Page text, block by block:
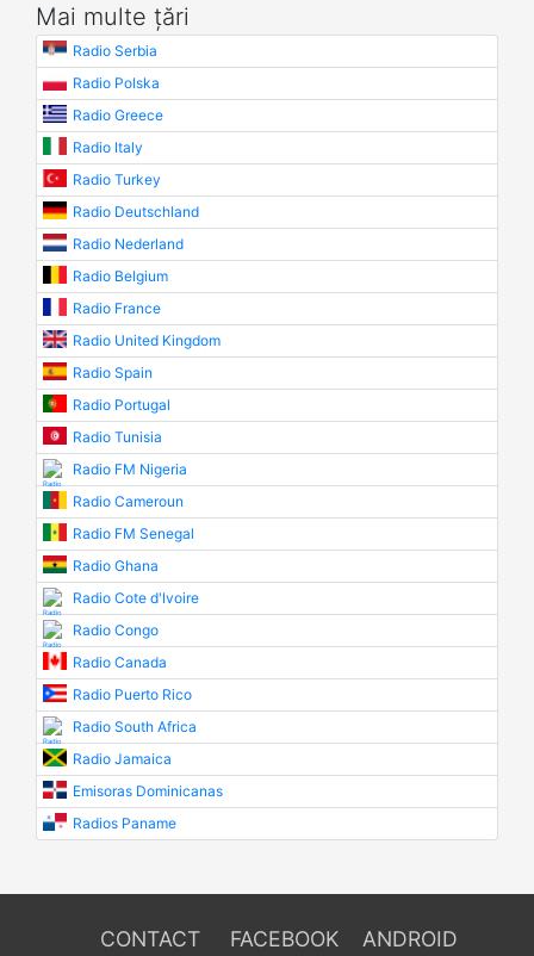
Mai multe țări
Radio Serbia
Radio Polska
Radio Greece
Radio Italy
Radio Turkey
Radio Deutschland
Radio Nederland
Radio Belgium
Radio France
Radio United Kingdom
Radio Spain
Radio Portugal
Radio Tunisia
Radio FM Nigeria
Radio Cameroun
Radio FM Senegal
Radio Ghana
Radio Cote d'Ivoire
Radio Congo
Radio Canada
Radio Puerto Rico
Radio South Africa
Radio Jamaica
Emisoras Dominicanas
Radios Paname
CONTACT FACEBOOK ANDROID